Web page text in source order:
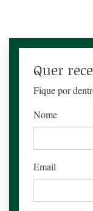
Quer
Fique por
Nome
Email